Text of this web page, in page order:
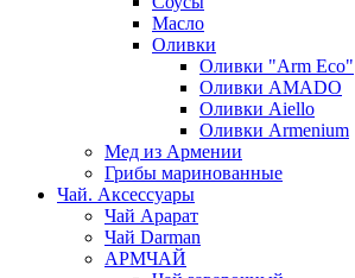
Масло
Оливки
Оливки "Arm Eco"
Оливки AMADO
Оливки Aiello
Оливки Armenium
Мед из Армении
Грибы маринованные
Чай. Аксессуары
Чай Арарат
Чай Darman
АРМЧАЙ